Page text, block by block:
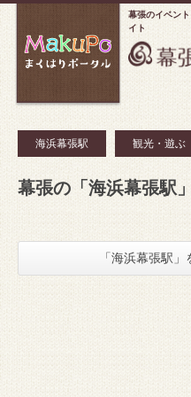
幕張のイベン
イト
海浜幕張駅 観光・遊ぶ
幕張の「海浜幕張駅
「海浜幕張駅